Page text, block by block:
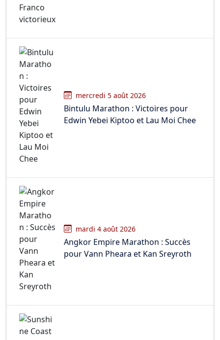
mercredi 5 août 2026
Bintulu Marathon : Victoires pour
Edwin Yebei Kiptoo et Lau Moi Chee
mardi 4 août 2026
Angkor Empire Marathon : Succès
pour Vann Pheara et Kan Sreyroth